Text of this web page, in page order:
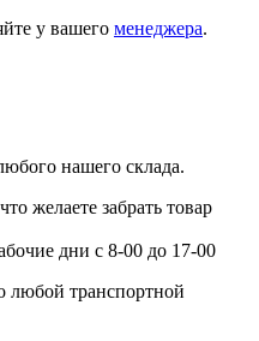
у вашего менеджера.
нашего склада.
желаете забрать товар
дни с 8-00 до 17-00
любой транспортной